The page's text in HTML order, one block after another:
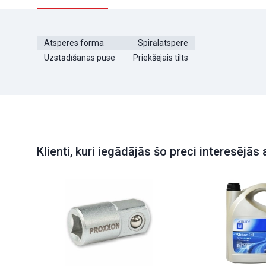
Atsperes forma
Spirālatspere
Uzstādīšanas puse
Priekšējais tilts
Klienti, kuri iegādājās šo preci interesējās